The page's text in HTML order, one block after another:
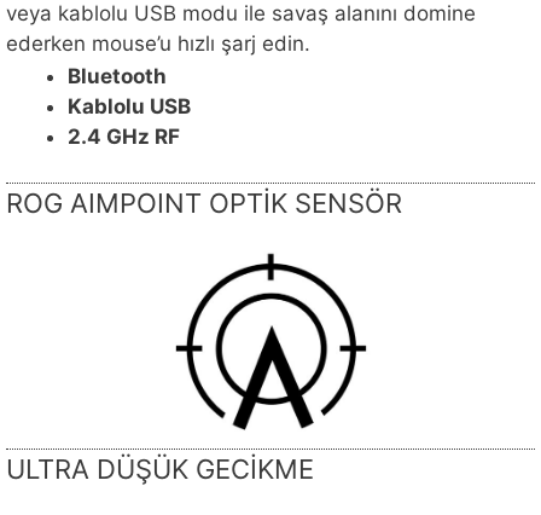
veya kablolu USB modu ile savaş alanını domine
ederken mouse’u hızlı şarj edin.
Bluetooth
Kablolu USB
2.4 GHz RF
ROG AIMPOINT OPTİK SENSÖR
ULTRA DÜŞÜK GECİKME